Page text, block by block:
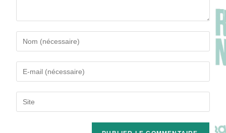
your
name
comment
your
email
address
l’URL